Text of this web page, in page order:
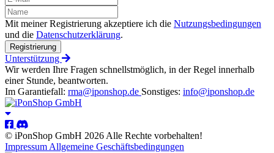
Mit meiner Registrierung akzeptiere ich die Nutzungsbedingungen
und die Datenschutzerklärung.
Registrierung
Unterstützung
Wir werden Ihre Fragen schnellstmöglich, in der Regel innerhalb
einer Stunde, beantworten.
Im Garantiefall: rma@iponshop.de Sonstiges: info@iponshop.de
© iPonShop GmbH 2026 Alle Rechte vorbehalten!
Impressum Allgemeine Geschäftsbedingungen